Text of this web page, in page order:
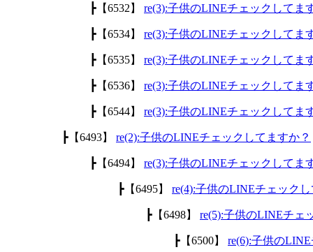
┣【6532】 re(3):子供のLINEチェックしてま
┣【6534】 re(3):子供のLINEチェックしてま
┣【6535】 re(3):子供のLINEチェックしてま
┣【6536】 re(3):子供のLINEチェックしてま
┣【6544】 re(3):子供のLINEチェックしてま
┣【6493】 re(2):子供のLINEチェックしてますか？
┣【6494】 re(3):子供のLINEチェックしてま
┣【6495】 re(4):子供のLINEチェック
┣【6498】 re(5):子供のLINEチェ
┣【6500】 re(6):子供の